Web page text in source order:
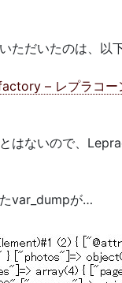
ただいたのは、以
– レプラコ
はないので、
var_dumpが…